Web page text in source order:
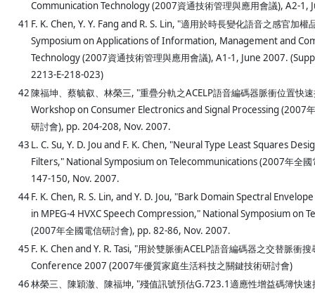
Communication Technology (2007資通技術管理與應用會議), A2-1,
41 F. K. Chen, Y. Y. Fang and R. S. Lin, "適用於時長變化語音之感官加權
Symposium on Applications of Information, Management and
Technology (2007資通技術管理與應用會議), A1-1, June 2007.
2213-E-218-023)
42陳福坤、蔡毓叡、林榮三, "重疊分軌之ACELP語音編碼器脈衝位置快
Workshop on Consumer Electronics and Signal Processing (2007
研討會), pp. 204-208, Nov. 2007.
43 L. C. Su, Y. D. Jou and F. K. Chen, "Neural Type Least Squares
Filters," National Symposium on Telecommunications (2007年全國
147-150, Nov. 2007.
44F. K. Chen, R. S. Lin, and Y. D. Jou, "Bark Domain Spectral
in MPEG-4 HVXC Speech Compression," National Symposium on
(2007年全國電信研討會), pp. 82-86, Nov. 2007.
45 F. K. Chen and Y. R. Tasi, "用於雙脈衝ACELP語音編碼器之交替脈衝
Conference 2007 (2007年優質家庭生活科技之關鍵技術研討會)
46林榮三、陳穎澈、陳福坤, "殘值訊號預估G.723.1適應性增益碼簿快速